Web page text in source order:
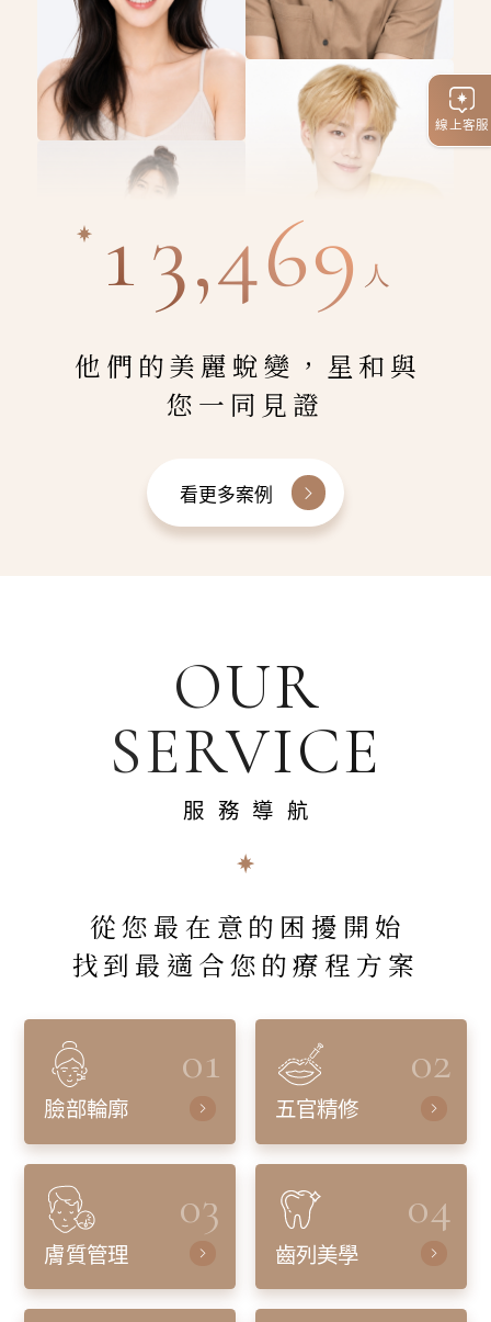
線上客服
13,469 人
他們的美麗蛻變，星和與
您一同見證
看更多案例
OUR
SERVICE
服務導航
從您最在意的困擾開始
找到最適合您的療程方案
01
臉部輪廓
02
五官精修
03
膚質管理
04
齒列美學